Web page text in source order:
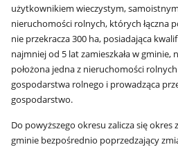
użytkownikiem wieczystym,
nieruchomości rolnych, których łączna
nie przekracza 300 ha, posiadająca
najmniej od 5 lat zamieszkała w gminie,
położona jedna z nieruchomości
gospodarstwa rolnego i prowadząca
gospodarstwo.
Do powyższego okresu zalicza się okres
gminie bezpośrednio poprzedzający